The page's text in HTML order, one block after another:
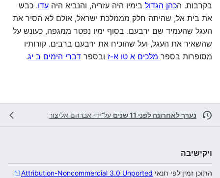
בקרבות. הכהן הגדול בימיו היה עזריה, והנביא היה עדו. כבש
את בית אל, שהיתה חלק מממלכת ישראל, אולם לא הסיר את
העגל שהעמיד שם ירבעם. בסוף ימיו נפטר ממגפה, כעונש על
שהשאיר את העגל, ועל שהוכיח את ירבעם ברבים. קורותיו
מסופרות בספר מלכים א טו א-ז ובספר דברי הימים ב יג.
נערך לאחרונה לפני 11 שנים על־ידי אברהם אליצור
ויקישיבה
התוכן זמין לפי תנאי Attribution-Noncommercial 3.0 Unported